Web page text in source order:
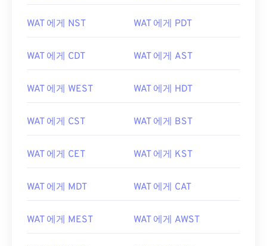
WAT 에게 NST WAT 에게 PDT
WAT 에게 CDT WAT 에게 AST
WAT 에게 WEST WAT 에게 HDT
WAT 에게 CST WAT 에게 BST
WAT 에게 CET WAT 에게 KST
WAT 에게 MDT WAT 에게 CAT
WAT 에게 MEST WAT 에게 AWST